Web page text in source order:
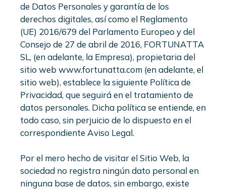
de Datos Personales y garantía de los
derechos digitales, así como el Reglamento
(UE) 2016/679 del Parlamento Europeo y del
Consejo de 27 de abril de 2016, FORTUNATTA
SL, (en adelante, la Empresa), propietaria del
sitio web www.fortunatta.com (en adelante, el
sitio web), establece la siguiente Política de
Privacidad, que seguirá en el tratamiento de
datos personales. Dicha política se entiende, en
todo caso, sin perjuicio de lo dispuesto en el
correspondiente Aviso Legal.
Por el mero hecho de visitar el Sitio Web, la
sociedad no registra ningún dato personal en
ninguna base de datos, sin embargo, existe